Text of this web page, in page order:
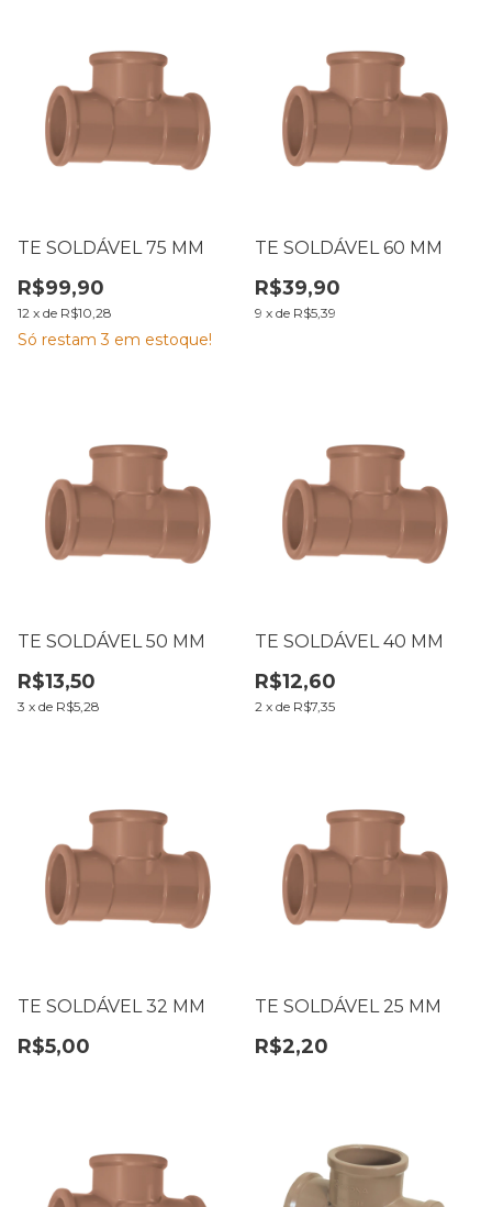
TE SOLDÁVEL 75 MM
R$99,90
12 x de R$10,28
Só restam3 em estoque!
TE SOLDÁVEL 60 MM
R$39,90
9 x de R$5,39
TE SOLDÁVEL 50 MM
R$13,50
3 x de R$5,28
TE SOLDÁVEL 40 MM
R$12,60
2 x de R$7,35
TE SOLDÁVEL 32 MM
R$5,00
TE SOLDÁVEL 25 MM
R$2,20